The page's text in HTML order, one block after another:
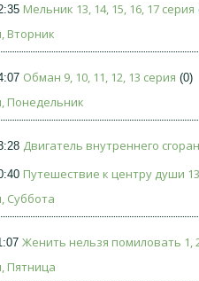
Мельник 13, 14, 15, 16, 17 серия
Вторник
Обман 9, 10, 11, 12, 13 серия (0)
Понедельник
Двигатель внутреннего
Путешествие к центру души
Суббота
Женить нельзя помиловать 1,
Пятница